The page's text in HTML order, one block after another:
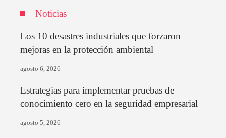
Noticias
Los 10 desastres industriales que forzaron
mejoras en la protección ambiental
agosto 6, 2026
Estrategias para implementar pruebas de
conocimiento cero en la seguridad empresarial
agosto 5, 2026